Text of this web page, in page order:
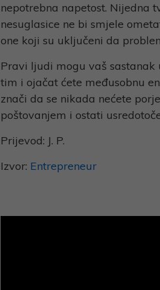
nepotrebna napetost. Nijedna
nesuglasice ne bi smjele
one koji su uključeni da
Pravi ljudi mogu vaš
tim i ojačat ćete međusobnu
znači da se nikada nećete
poštovanjem i ostati
Prijevod: J. P.
Izvor: Entrepreneur